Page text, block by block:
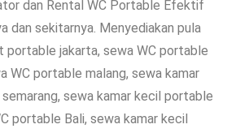
dan Rental WC Portable Efektif
dan sekitarnya. Menyediakan pula
portable jakarta, sewa WC portable
WC portable malang, sewa kamar
sewa kamar kecil portable
portable Bali, sewa kamar kecil